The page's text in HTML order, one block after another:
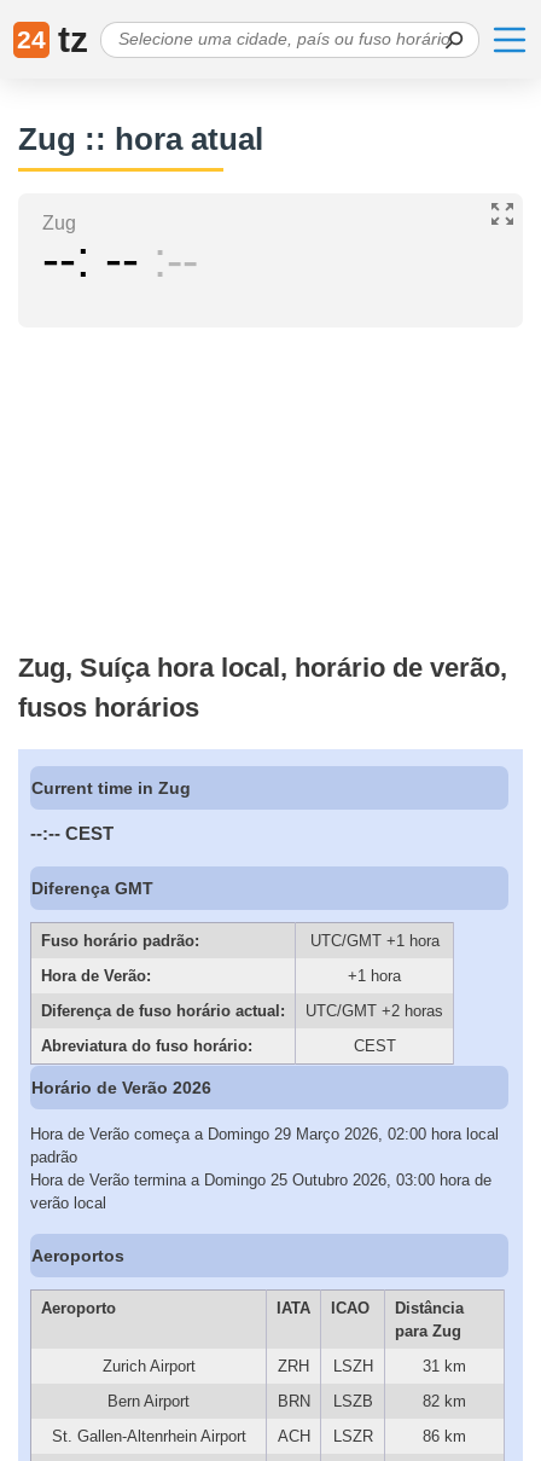
24 tz
Zug :: hora atual
Zug
-- -- --
Zug, Suíça hora local, horário de verão,
fusos horários
Current time in Zug
--:-- CEST
Diferença GMT
Fuso horário padrão:
UTC/GMT +1 hora
Hora de Verão:
+1 hora
Diferença de fuso horário actual:
UTC/GMT +2 horas
Abreviatura do fuso horário:
CEST
Horário de Verão 2026
Hora de Verão começa a Domingo 29 Março 2026, 02:00 hora local
padrão
Hora de Verão termina a Domingo 25 Outubro 2026, 03:00 hora de
verão local
Aeroportos
Aeroporto IATA ICAO
Distância
para Zug
Zurich Airport
ZRH LSZH
31 km
Bern Airport
BRN LSZB
82 km
St. Gallen-Altenrhein Airport
ACH LSZR
86 km